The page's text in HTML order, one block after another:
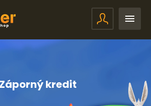
Záporný kredit